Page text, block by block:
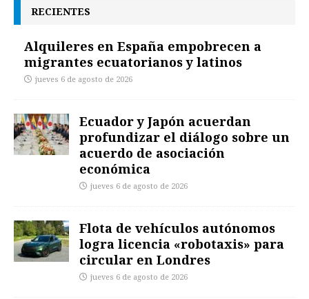
RECIENTES
Alquileres en España empobrecen a
migrantes ecuatorianos y latinos
jueves 6 de agosto de 2026
Ecuador y Japón acuerdan
profundizar el diálogo sobre un
acuerdo de asociación
económica
jueves 6 de agosto de 2026
Flota de vehículos autónomos
logra licencia «robotaxis» para
circular en Londres
jueves 6 de agosto de 2026